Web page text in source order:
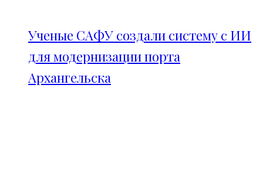
Ученые САФУ создали систему с ИИ
для модернизации порта
Архангельска